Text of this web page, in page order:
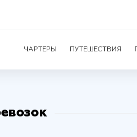
ЧАРТЕРЫ ПУТЕШЕСТВИЯ